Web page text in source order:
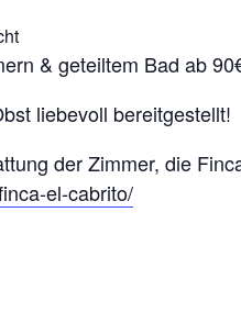
& geteiltem Bad ab
liebevoll bereitgestellt!
der Zimmer, die
el-cabrito/